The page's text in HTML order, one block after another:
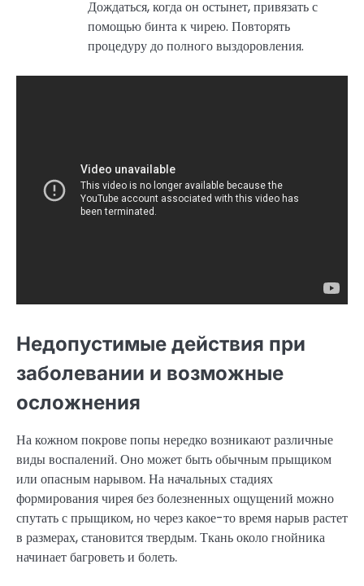
Дождаться, когда он остынет, привязать с
помощью бинта к чирею. Повторять
процедуру до полного выздоровления.
Недопустимые действия при
заболевании и возможные
осложнения
На кожном покрове попы нередко возникают различные
виды воспалений. Оно может быть обычным прыщиком
или опасным нарывом. На начальных стадиях
формирования чирея без болезненных ощущений можно
спутать с прыщиком, но через какое-то время нарыв растет
в размерах, становится твердым. Ткань около гнойника
начинает багроветь и болеть.